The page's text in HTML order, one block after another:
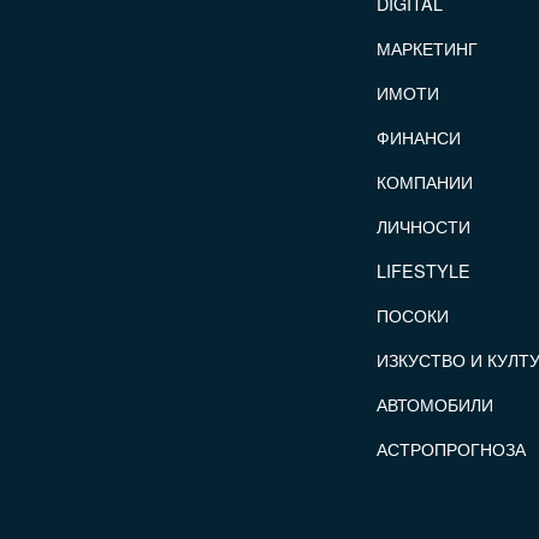
МАРКЕТИНГ
ИМОТИ
ФИНАНСИ
КОМПАНИИ
ЛИЧНОСТИ
LIFESTYLE
ПОСОКИ
ИЗКУСТВО И
АВТОМОБИЛИ
АСТРОПРОГНОЗА